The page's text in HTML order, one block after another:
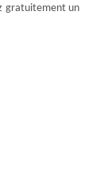
gratuitement un